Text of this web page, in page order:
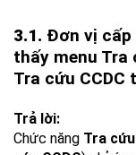
3.1. Đơn vị cấp
thấy menu Tra
Tra cứu CCDC
Trả lời:
Chức năng Tra